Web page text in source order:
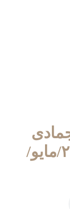
جمادى
الآخرة/١٤٣٢ الموافق ٢٣/مايو/